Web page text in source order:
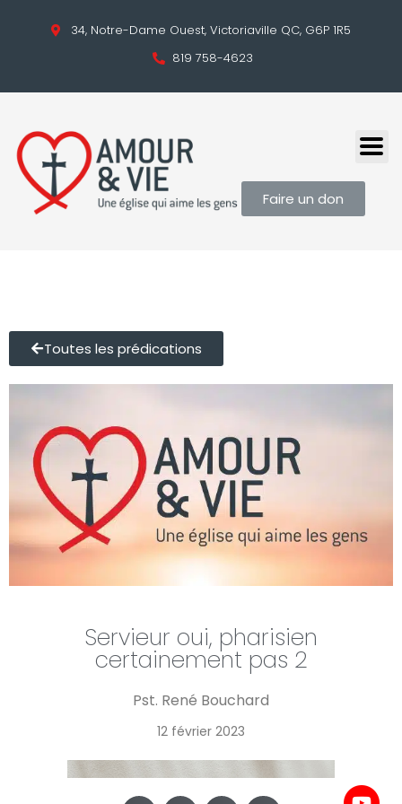
34, Notre-Dame Ouest, Victoriaville QC, G6P 1R5
819 758-4623
Faire un don
Toutes les prédications
Servieur oui, pharisien
certainement pas 2
Pst. René Bouchard
12 février 2023